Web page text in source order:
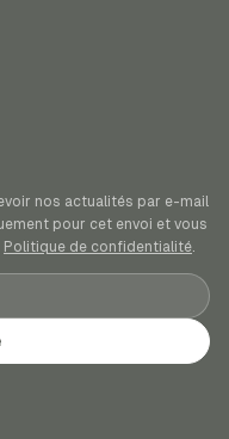
nos actualités par e-mail
pour cet envoi et vous
Politique de confidentialité.